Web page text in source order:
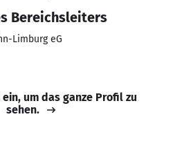
Bereichsleiters
Limburg eG
um das ganze Profil zu
sehen.